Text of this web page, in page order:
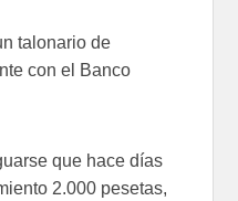
talonario de
con el Banco
que hace días
2.000 pesetas,